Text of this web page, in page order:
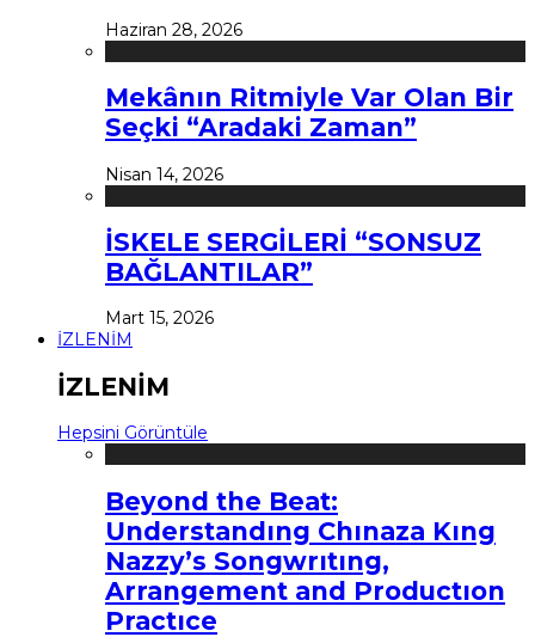
Haziran 28, 2026
Mekânın Ritmiyle Var Olan Bir
Seçki “Aradaki Zaman”
Nisan 14, 2026
İSKELE SERGİLERİ “SONSUZ
BAĞLANTILAR”
Mart 15, 2026
İZLENİM
İZLENİM
Hepsini Görüntüle
Beyond the Beat:
Understandıng Chınaza Kıng
Nazzy’s Songwrıtıng,
Arrangement and Productıon
Practıce